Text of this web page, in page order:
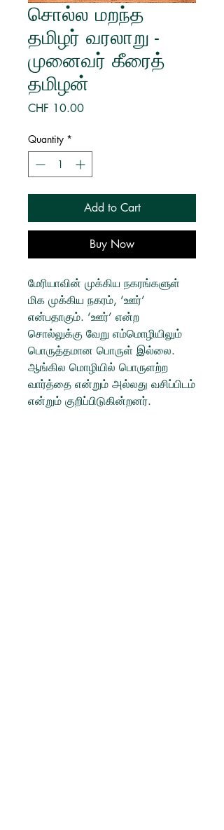
சொல்ல மறந்த
தமிழர் வரலாறு -
முனைவர் கீரைத்
தமிழன்
CHF 10.00Price
Quantity *
Add to Cart
Buy Now
மேரியாவின் முக்கிய நகரங்களுள்
மிக முக்கிய நகரம், ‘ஊர்’
என்பதாகும். ‘ஊர்’ என்ற
சொல்லுக்கு வேறு எம்மொழியிலும்
பொருத்தமான பொருள் இல்லை.
ஆங்கில மொழியில் பொருளற்ற
வார்த்தை என்றும் அல்லது வசிப்பிடம்
என்றும் குறிப்பிடுகின்றனர்.